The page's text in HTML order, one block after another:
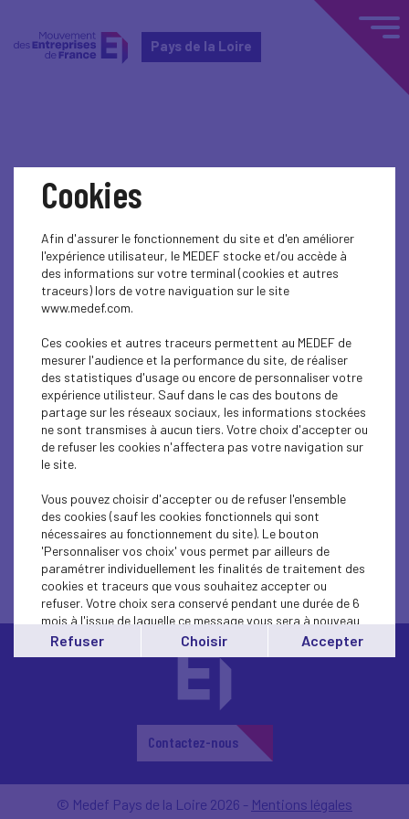
Pays de la Loire
Actualités nationales
PUBLIC AFFAIRS
Lettre de simplification n°8
Lettre de simplification n°7
PUBLIC AFFAIRS
Propositions de simplification n°3
Contactez-nous
© Medef Pays de la Loire 2026 - Mentions légales
Cookies
Afin d'assurer le fonctionnement du site et d'en améliorer
l'expérience utilisateur, le MEDEF stocke et/ou accède à
des informations sur votre terminal (cookies et autres
traceurs) lors de votre naviguation sur le site
www.medef.com.
Ces cookies et autres traceurs permettent au MEDEF de
mesurer l'audience et la performance du site, de réaliser
des statistiques d'usage ou encore de personnaliser votre
expérience utilisteur. Sauf dans le cas des boutons de
partage sur les réseaux sociaux, les informations stockées
ne sont transmises à aucun tiers. Votre choix d'accepter ou
de refuser les cookies n'affectera pas votre navigation sur
le site.
Vous pouvez choisir d'accepter ou de refuser l'ensemble
des cookies (sauf les cookies fonctionnels qui sont
nécessaires au fonctionnement du site). Le bouton
'Personnaliser vos choix' vous permet par ailleurs de
paramétrer individuellement les finalités de traitement des
cookies et traceurs que vous souhaitez accepter ou
refuser. Votre choix sera conservé pendant une durée de 6
mois à l'issue de laquelle ce message vous sera à nouveau
affiché..
Vous pouvez modifier votre choix à tout moment en
'cookies'en bas de page.
Refuser Choisir Accepter